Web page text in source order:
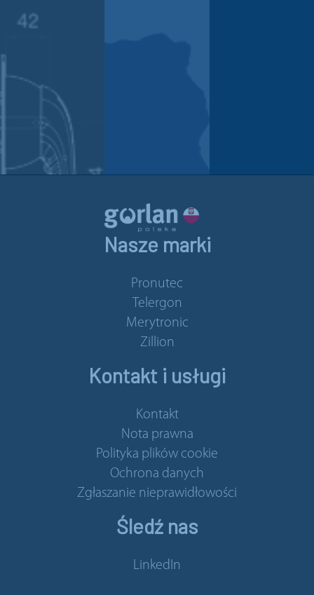
Nasze marki
Pronutec
Telergon
Merytronic
Zillion
Kontakt i usługi
Kontakt
Nota prawna
Polityka plików cookie
Ochrona danych
Zgłaszanie nieprawidłowości
Śledź nas
LinkedIn